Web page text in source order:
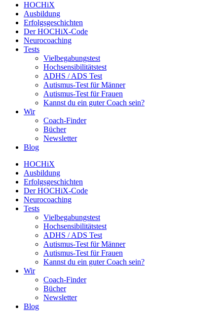
HOCHiX
Ausbildung
Erfolgsgeschichten
Der HOCHiX-Code
Neurocoaching
Tests
Vielbegabungstest
Hochsensibilitätstest
ADHS / ADS Test
Autismus-Test für Männer
Autismus-Test für Frauen
Kannst du ein guter Coach sein?
Wir
Coach-Finder
Bücher
Newsletter
Blog
HOCHiX
Ausbildung
Erfolgsgeschichten
Der HOCHiX-Code
Neurocoaching
Tests
Vielbegabungstest
Hochsensibilitätstest
ADHS / ADS Test
Autismus-Test für Männer
Autismus-Test für Frauen
Kannst du ein guter Coach sein?
Wir
Coach-Finder
Bücher
Newsletter
Blog